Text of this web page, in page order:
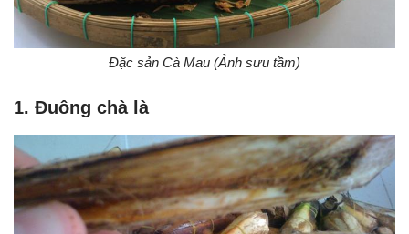
Đặc sản Cà Mau (Ảnh sưu tầm)
1. Đuông chà là